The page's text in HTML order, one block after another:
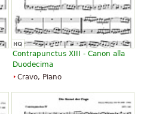
Contrapunctus XIII - Canon alla
Duodecima
Cravo, Piano